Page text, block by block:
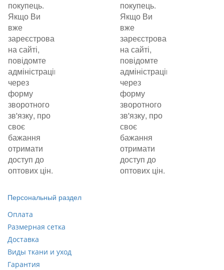
покупець.
Якщо Ви
вже
зареєстровані
на сайті,
повідомте
адміністрацію
через
форму
зворотного
зв'язку, про
своє
бажання
отримати
доступ до
оптових цін.
покупець.
Якщо Ви
вже
зареєстровані
на сайті,
повідомте
адміністрацію
через
форму
зворотного
зв'язку, про
своє
бажання
отримати
доступ до
оптових цін.
Персональный раздел
Оплата
Размерная сетка
Доставка
Виды ткани и уход
Гарантия